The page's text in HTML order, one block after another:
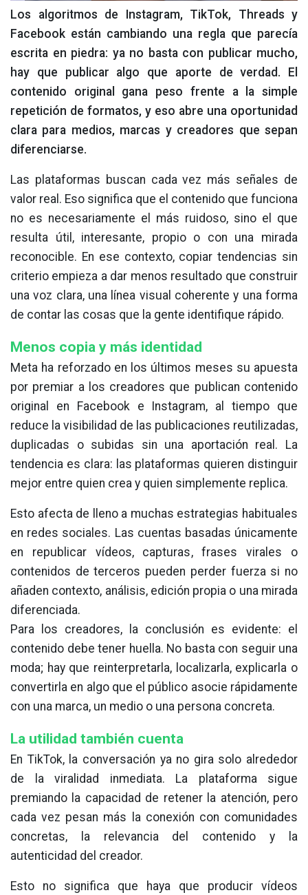
Los algoritmos de Instagram, TikTok, Threads y
Facebook están cambiando una regla que parecía
escrita en piedra: ya no basta con publicar mucho,
hay que publicar algo que aporte de verdad. El
contenido original gana peso frente a la simple
repetición de formatos, y eso abre una oportunidad
clara para medios, marcas y creadores que sepan
diferenciarse.
Las plataformas buscan cada vez más señales de
valor real. Eso significa que el contenido que funciona
no es necesariamente el más ruidoso, sino el que
resulta útil, interesante, propio o con una mirada
reconocible. En ese contexto, copiar tendencias sin
criterio empieza a dar menos resultado que construir
una voz clara, una línea visual coherente y una forma
de contar las cosas que la gente identifique rápido.
Menos copia y más identidad
Meta ha reforzado en los últimos meses su apuesta
por premiar a los creadores que publican contenido
original en Facebook e Instagram, al tiempo que
reduce la visibilidad de las publicaciones reutilizadas,
duplicadas o subidas sin una aportación real. La
tendencia es clara: las plataformas quieren distinguir
mejor entre quien crea y quien simplemente replica.
Esto afecta de lleno a muchas estrategias habituales
en redes sociales. Las cuentas basadas únicamente
en republicar vídeos, capturas, frases virales o
contenidos de terceros pueden perder fuerza si no
añaden contexto, análisis, edición propia o una mirada
diferenciada.
Para los creadores, la conclusión es evidente: el
contenido debe tener huella. No basta con seguir una
moda; hay que reinterpretarla, localizarla, explicarla o
convertirla en algo que el público asocie rápidamente
con una marca, un medio o una persona concreta.
La utilidad también cuenta
En TikTok, la conversación ya no gira solo alrededor
de la viralidad inmediata. La plataforma sigue
premiando la capacidad de retener la atención, pero
cada vez pesan más la conexión con comunidades
concretas, la relevancia del contenido y la
autenticidad del creador.
Esto no significa que haya que producir vídeos